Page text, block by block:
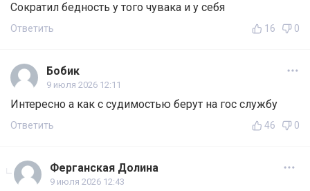
Сократил бедность у того чувака и у себя
Ответить 16 0
Бобик
9 июля 2026 12:11
Интересно а как с судимостью берут на гос службу
Ответить 46 0
Ферганская Долина
9 июля 2026 12:43